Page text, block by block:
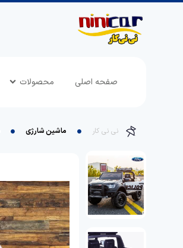
صفحه اصلی محصولات
نی نی کار ماشین شارژی